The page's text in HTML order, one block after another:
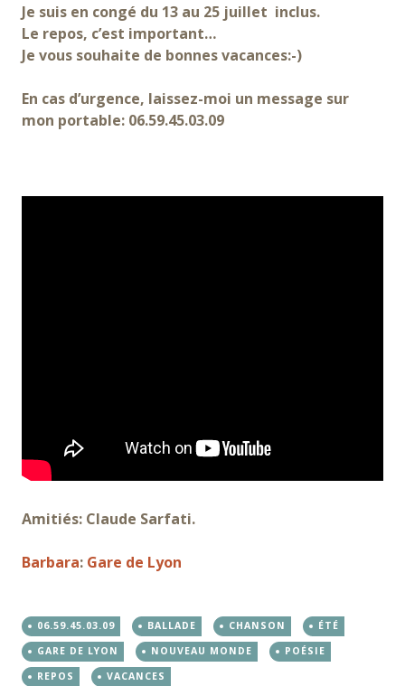
Je suis en congé du 13 au 25 juillet inclus.
Le repos, c’est important…
Je vous souhaite de bonnes vacances:-)
En cas d’urgence, laissez-moi un message sur
mon portable: 06.59.45.03.09
Amitiés: Claude Sarfati.
Barbara: Gare de Lyon
06.59.45.03.09 BALLADE CHANSON
ÉTÉ
GARE DE LYON
NOUVEAU MONDE
POÉSIE
REPOS
VACANCES